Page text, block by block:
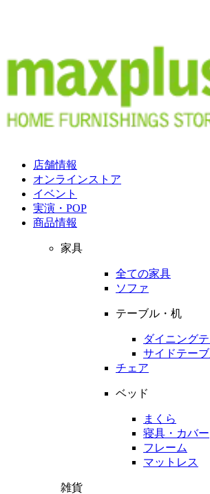
店舗情報
オンラインストア
イベント
実演・POP
商品情報
家具
全ての家具
ソファ
テーブル・机
ダイニング
サイドテー
チェア
ベッド
まくら
寝具・カバー
フレーム
マットレス
雑貨